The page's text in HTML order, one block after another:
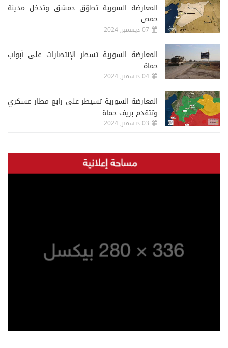
المعارضة السورية تطوّق دمشق وتدخل مدينة
حمص
07 ديسمبر, 2024
المعارضة السورية تسطر الإنتصارات على أبواب
حماة
04 ديسمبر, 2024
المعارضة السورية تسيطر على رابع مطار عسكري
وتتقدم بريف حماة
03 ديسمبر, 2024